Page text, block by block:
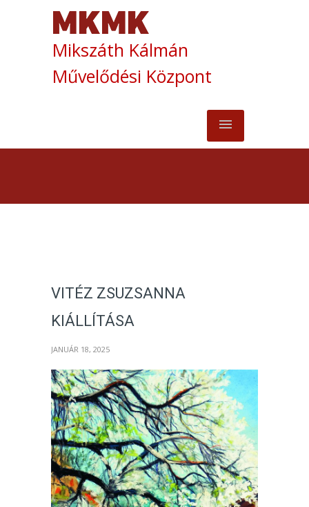
Mikszáth Kálmán
Művelődési Központ
VITÉZ ZSUZSANNA
KIÁLLÍTÁSA
JANUÁR 18, 2025